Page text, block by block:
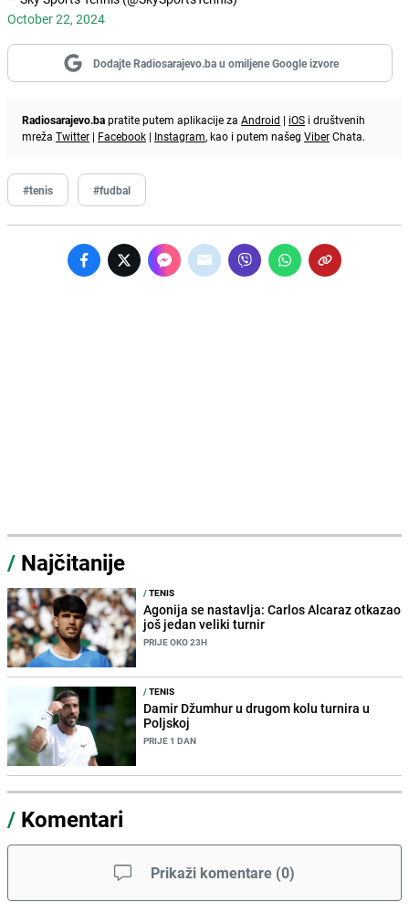
October 22, 2024
Dodajte Radiosarajevo.ba u omiljene Google izvore
Radiosarajevo.bapratite putem aplikacije za Android | iOS i društvenih
mreža Twitter | Facebook | Instagram, kao i putem našeg ViberChata.
#tenis #fudbal
/ Najčitanije
/TENIS
Agonija se nastavlja: Carlos Alcaraz otkazao
još jedan veliki turnir
PRIJE OKO 23H
/TENIS
Damir Džumhur u drugom kolu turnira u
Poljskoj
PRIJE 1 DAN
/ Komentari
Prikaži komentare (0)